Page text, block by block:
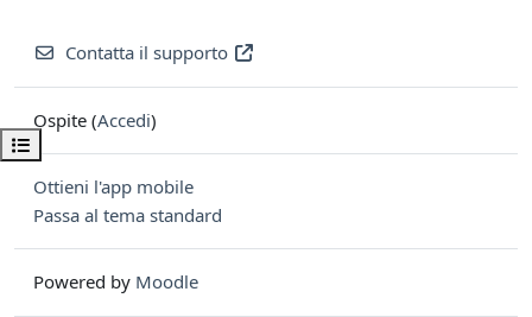
Apri indice del corso
Contatta il supporto
Ospite (Accedi)
Ottieni l'app mobile
Passa al tema standard
Powered by Moodle